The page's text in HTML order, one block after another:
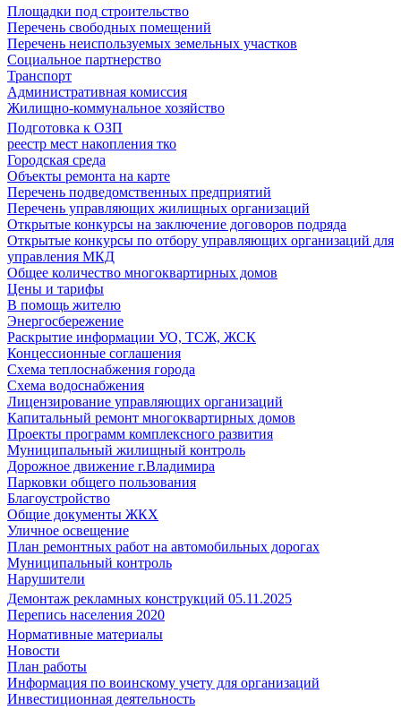
Площадки под строительство
Перечень свободных помещений
Перечень неиспользуемых земельных участков
Социальное партнерство
Транспорт
Административная комиссия
Жилищно-коммунальное хозяйство
Подготовка к ОЗП
реестр мест накопления тко
Городская среда
Объекты ремонта на карте
Перечень подведомственных предприятий
Перечень управляющих жилищных организаций
Открытые конкурсы на заключение договоров подряда
Открытые конкурсы по отбору управляющих организаций для
управления МКД
Общее количество многоквартирных домов
Цены и тарифы
В помощь жителю
Энергосбережение
Раскрытие информации УО, ТСЖ, ЖСК
Концессионные соглашения
Схема теплоснабжения города
Схема водоснабжения
Лицензирование управляющих организаций
Капитальный ремонт многоквартирных домов
Проекты программ комплексного развития
Муниципальный жилищный контроль
Дорожное движение г.Владимира
Парковки общего пользования
Благоустройство
Общие документы ЖКХ
Уличное освещение
План ремонтных работ на автомобильных дорогах
Муниципальный контроль
Нарушители
Демонтаж рекламных конструкций 05.11.2025
Перепись населения 2020
Нормативные материалы
Новости
План работы
Информация по воинскому учету для организаций
Инвестиционная деятельность